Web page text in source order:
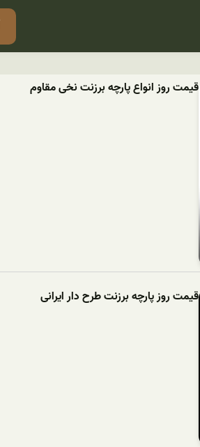
قیمت روز انواع پارچه برزنت نخی مقاوم
قیمت روز پارچه برزنت طرح دار ایرانی